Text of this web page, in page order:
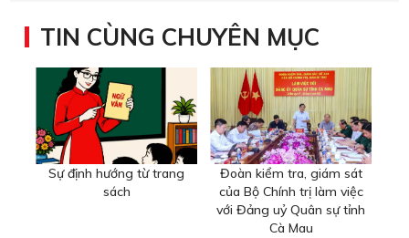
TIN CÙNG CHUYÊN MỤC
Sự định hướng từ trang
sách
Đoàn kiểm tra, giám sát
của Bộ Chính trị làm việc
với Đảng uỷ Quân sự tỉnh
Cà Mau